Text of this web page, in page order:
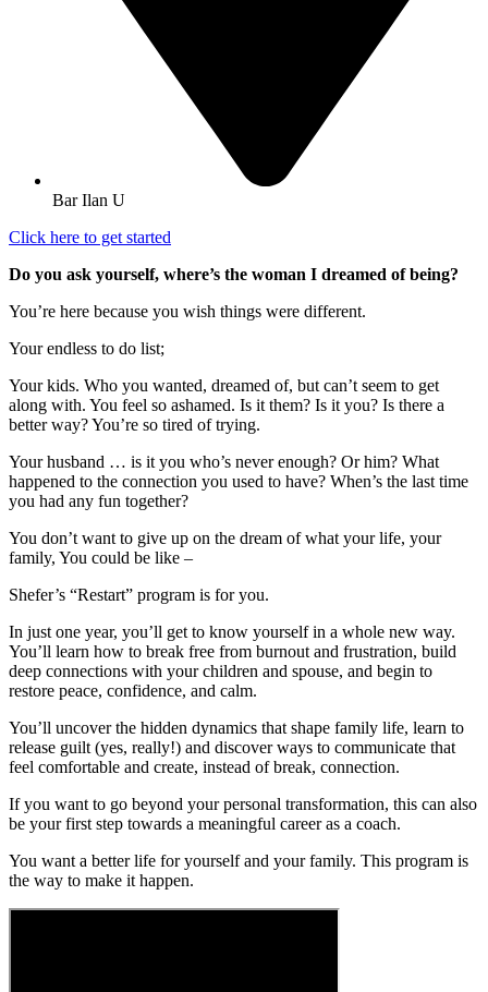
Bar Ilan U
Click here to get started
Do you ask yourself, where’s the woman I dreamed of being?
You’re here because you wish things were different.
Your endless to do list;
Your kids. Who you wanted, dreamed of, but can’t seem to get
along with. You feel so ashamed. Is it them? Is it you? Is there a
better way? You’re so tired of trying.
Your husband … is it you who’s never enough? Or him? What
happened to the connection you used to have? When’s the last time
you had any fun together?
You don’t want to give up on the dream of what your life, your
family, You could be like –
Shefer’s “Restart” program is for you.
In just one year, you’ll get to know yourself in a whole new way.
You’ll learn how to break free from burnout and frustration, build
deep connections with your children and spouse, and begin to
restore peace, confidence, and calm.
You’ll uncover the hidden dynamics that shape family life, learn to
release guilt (yes, really!) and discover ways to communicate that
feel comfortable and create, instead of break, connection.
If you want to go beyond your personal transformation, this can also
be your first step towards a meaningful career as a coach.
You want a better life for yourself and your family. This program is
the way to make it happen.